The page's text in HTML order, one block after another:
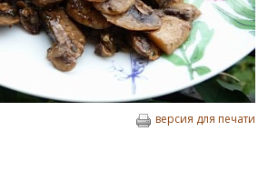
версия для печати